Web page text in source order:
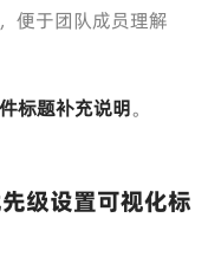
，便于团队成员理解
标题补充说明。
级设置可视化标